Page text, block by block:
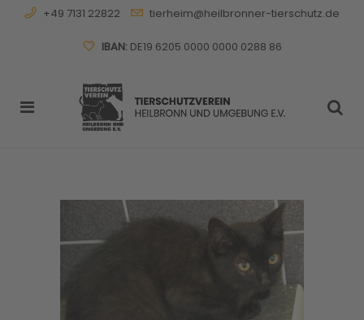
+49 7131 22822 tierheim@heilbronner-tierschutz.de
IBAN:DE19 6205 0000 0000 0288 86